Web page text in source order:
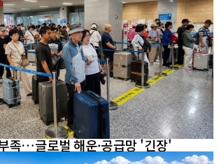
족…글로벌 해운·공급망 '긴장'